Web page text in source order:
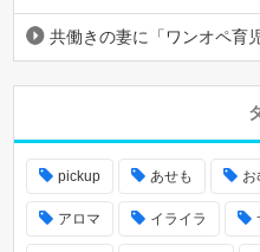
共働きの妻に「ワンオペ育
pickup あせも お
アロマ イライラ